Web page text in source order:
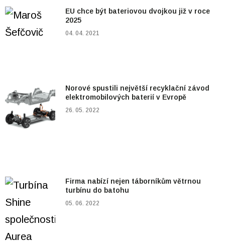
EU chce být bateriovou dvojkou již v roce
2025
04. 04. 2021
Norové spustili největší recyklační závod
elektromobilových baterií v Evropě
26. 05. 2022
Firma nabízí nejen táborníkům větrnou
turbínu do batohu
05. 06. 2022